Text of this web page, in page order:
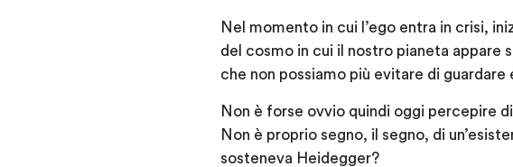
Nel momento in cui l’ego entra in crisi,
del cosmo in cui il nostro pianeta appare
che non possiamo più evitare di
Non è forse ovvio quindi oggi percepire
Non è proprio segno, il segno, di
sosteneva Heidegger?